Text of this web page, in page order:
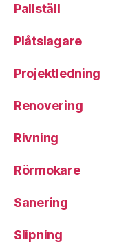
Pallställ
Plåtslagare
Projektledning
Renovering
Rivning
Rörmokare
Sanering
Slipning